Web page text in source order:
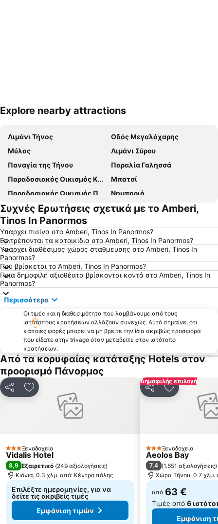
Ανάπτυξη χάρτη
Explore nearby attractions
Λιμάνι Τήνος
Οδός Μεγαλόχαρης
Μύλος
Λιμάνι Σύρου
Παναγία της Τήνου
Παραλία Γαλησσά
Παραδοσιακός Οικισμός Καρδιανής
Μπατσί
Παραδοσιακός Οικισμός Πύργου
Νημποριό
Νέο Λιμάνι Μυκόνου
Αγκαθωπές
Παραλία Αγίου Φωκά
Βαπόρια
Συνετί
'Αγιος Πέτρος
Χαλανδριανή
Παλαιό Λιμάνι Μυκόνου
Παραλία Βάρης
Παραδοσιακός Οικισμός Ερμούπολης
Ρόχαρη
Εθνικό Αεροδρόμιο Μυκόνου
Παραπόρτι
Ρήνεια
Μπατσί
Όρνος
Μέγας Γυαλός
Φοίνικας
Απηγανιά
Αγροτομουσείο-Μύλος του Μπονή
Παραλία Ζόρκος
Αζόλιμνος
Οδός Ματογιάννη
Άγιος Ιωάννης
Άγιος Κυπριανός
Πιτροφός
Σάντα Μαργαρίτα
Συχνές Ερωτήσεις σχετικά με το Amberi,
Tinos In Panormos
Υπάρχει πισίνα στο Amberi, Tinos In Panormos?
Επιτρέπονται τα κατοικίδια στο Amberi, Tinos In Panormos?
Υπάρχει διαθέσιμος χώρος στάθμευσης στο Amberi, Tinos In
Panormos?
Πού βρίσκεται το Amberi, Tinos In Panormos?
Ποια δημοφιλή αξιοθέατα βρίσκονται κοντά στο Amberi, Tinos In
Panormos?
Περισσότερα
Οι τιμές και η διαθεσιμότητα που λαμβάνουμε από τους
ιστότοπους κρατήσεων αλλάζουν συνεχώς. Αυτό σημαίνει ότι
κάποιες φορές μπορεί να μη βρείτε την ίδια ακριβώς προσφορά
που είδατε στην trivago όταν μεταβείτε στον ιστότοπο
κρατήσεων.
Από τα κορυφαίας κατάταξης Hotels στον
προορισμό Πάνορμος
ΚοινοποίησηΠροσθήκη στα αγαπημένα
3 ΑστέριαΞενοδοχείο
Vidalis Hotel
8,9 Εξαιρετικό (249 αξιολογήσεις)
Κιόνια, 0.3 χλμ. από: Κέντρο πόλης
Επιλέξτε ημερομηνίες, για να
δείτε τις ακριβείς τιμές
Εμφάνιση τιμών
Δημοφιλής επιλογή
ΚοινοποίησηΠροσθήκη
3 ΑστέριαΞενοδοχείο
Aeolos Bay
7,4 (1.651 αξιολογήσεις)
Χώρα Τήνου, 0.7 χλμ.
από 63 €
Τιμές από 6
Εμφάνιση